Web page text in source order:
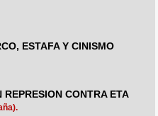
ESTAFA Y CINISMO
REPRESION CONTRA ETA